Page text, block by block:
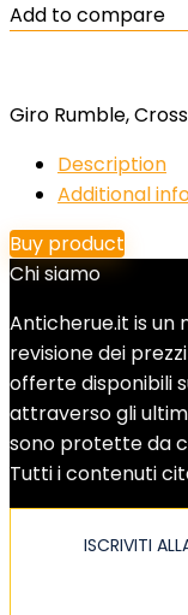
Add to compare
Giro Rumble,
Description
Additional
Buy product
Chi siamo
Anticherue.it is un
revisione dei
offerte disponibili
attraverso gli
sono protette da
Tutti i contenuti
ISCRIVITI